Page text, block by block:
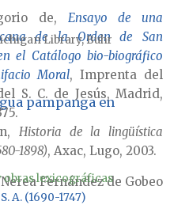
de,Ensayo de una
de la Orden de San
el Catálogo bio-biográfico
Moral, Imprenta del
S. C. de Jesús, Madrid,
Historia de la lingüística
1898), Axac, Lugo, 2003.
Nerea Fernández de Gobeo
Library, Buhr
pampanga en
obras lexicográficas
A. (1690-1747)